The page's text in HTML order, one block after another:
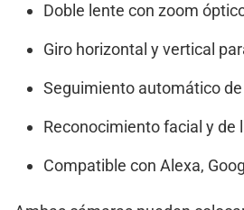
Doble lente con zoom
Giro horizontal y vertical
Seguimiento automático
Reconocimiento facial y de
Compatible con Alexa,